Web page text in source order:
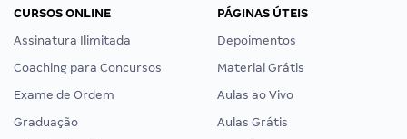
CURSOS ONLINE
Assinatura Ilimitada
Coaching para Concursos
Exame de Ordem
Graduação
PÁGINAS ÚTEIS
Depoimentos
Material Grátis
Aulas ao Vivo
Aulas Grátis